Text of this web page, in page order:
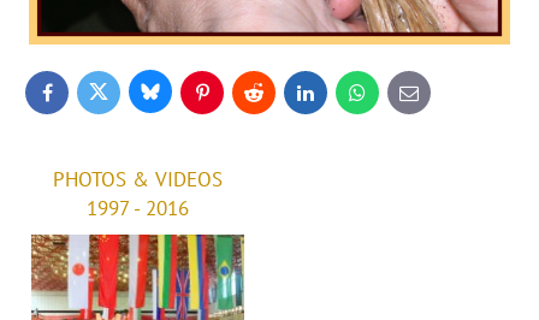
FacebookTwitter BlueskyPinterestReddit LinkedInWhatsApp
E-
mail
PHOTOS & VIDEOS
1997 - 2016